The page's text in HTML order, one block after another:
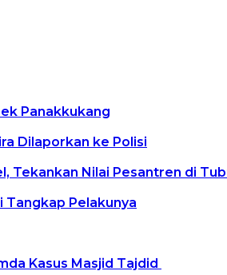
Panakkukang
Dilaporkan ke Polisi
Tekankan Nilai Pesantren di
Tangkap Pelakunya
Kasus Masjid Tajdid